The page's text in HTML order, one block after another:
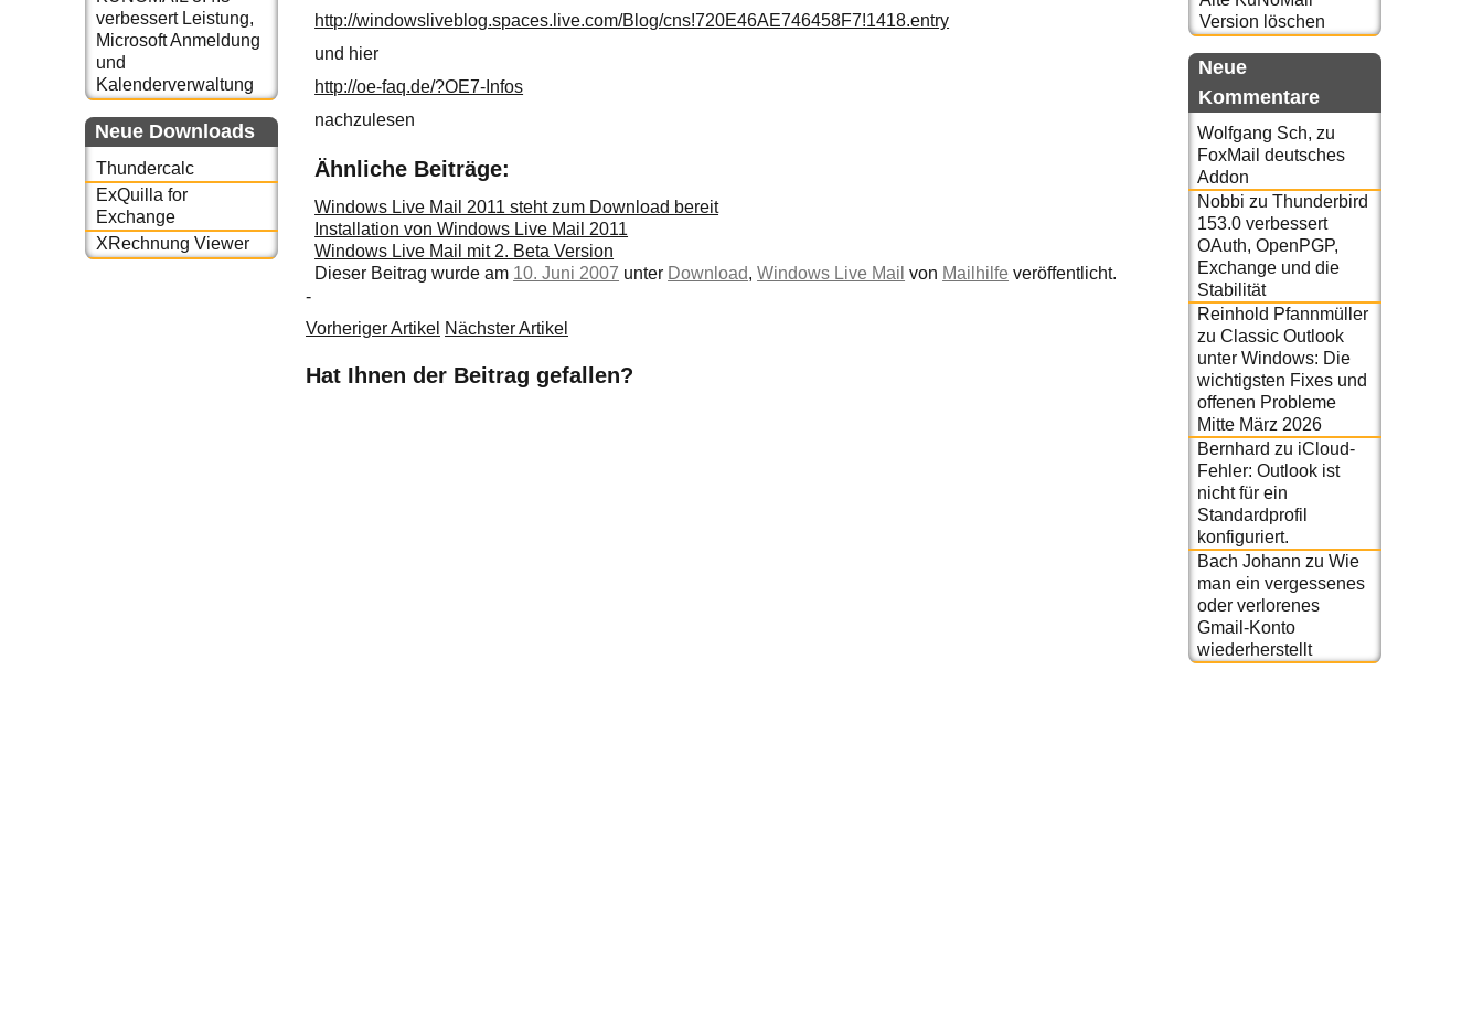
verbessert Leistung,
Microsoft Anmeldung
und
Kalenderverwaltung
Neue Downloads
Thundercalc
ExQuilla for
Exchange
XRechnung Viewer
http://windowsliveblog.spaces.live.com/Blog/cns!720E46AE746458F7!1418.entry
und hier
http://oe-faq.de/?OE7-Infos
nachzulesen
Ähnliche Beiträge:
Windows Live Mail 2011 steht zum Download bereit
Installation von Windows Live Mail 2011
Windows Live Mail mit 2. Beta Version
Dieser Beitrag wurde am 10. Juni 2007 unter Download,Windows Live Mail von Mailhilfe veröffentlicht.
-
Vorheriger Artikel Nächster Artikel
Hat Ihnen der Beitrag gefallen?
Version löschen
Neue
Kommentare
Wolfgang Sch, zu
FoxMail deutsches
Addon
Nobbi zu Thunderbird
153.0 verbessert
OAuth, OpenPGP,
Exchange und die
Stabilität
Reinhold Pfannmüller
zu Classic Outlook
unter Windows: Die
wichtigsten Fixes und
offenen Probleme
Mitte März 2026
Bernhard zu iCloud-
Fehler: Outlook ist
nicht für ein
Standardprofil
konfiguriert.
Bach Johann zu Wie
man ein vergessenes
oder verlorenes
Gmail-Konto
wiederherstellt